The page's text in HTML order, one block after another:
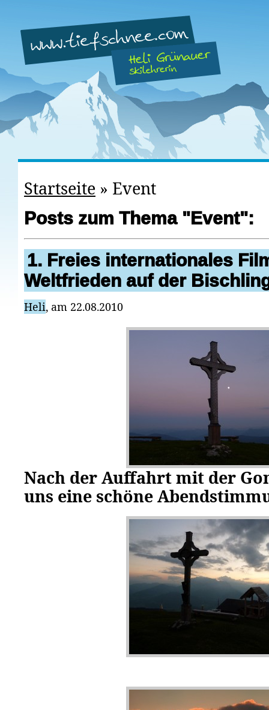
Startseite » Event
Posts zum Thema "Event":
1. Freies internationales
Weltfrieden auf der
Heli, am 22.08.2010
Nach der Auffahrt mit der
uns eine schöne